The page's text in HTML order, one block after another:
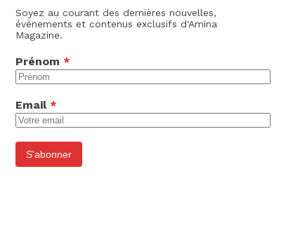
Soyez au courant des dernières nouvelles,
événements et contenus exclusifs d'Amina
Magazine.
Prénom *
Email *
S'abonner